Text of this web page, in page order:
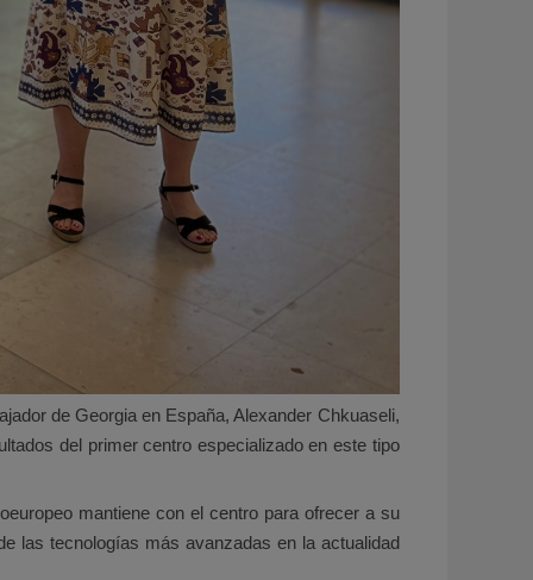
de Georgia en España, Alexander Chkuaseli,
del primer centro especializado en este tipo
mantiene con el centro para ofrecer a su
las tecnologías más avanzadas en la actualidad